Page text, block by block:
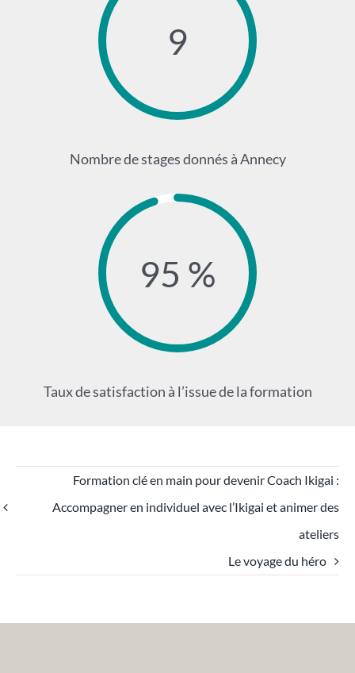
9
Nombre de stages donnés à Annecy
95 %
Taux de satisfaction à l’issue de la formation
Formation clé en main pour devenir Coach Ikigai :
Accompagner en individuel avec l’Ikigai et animer des
ateliers
Le voyage du héro